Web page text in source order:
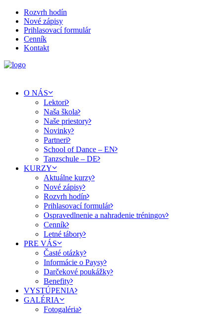
Rozvrh hodín
Nové zápisy
Prihlasovací formulár
Cenník
Kontakt
O NÁS
Lektori
Naša škola
Naše priestory
Novinky
Partneri
School of Dance – EN
Tanzschule – DE
KURZY
Aktuálne kurzy
Nové zápisy
Rozvrh hodín
Prihlasovací formulár
Ospravedlnenie a nahradenie tréningov
Cenník
Letné tábory
PRE VÁS
Časté otázky
Informácie o Paysy
Darčekové poukážky
Benefity
VYSTÚPENIA
GALÉRIA
Fotogaléria